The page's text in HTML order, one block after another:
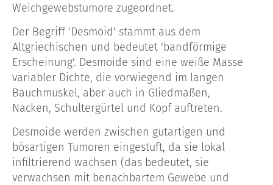
Weichgewebstumore zugeordnet.
Der Begriff 'Desmoid' stammt aus dem
Altgriechischen und bedeutet 'bandförmige
Erscheinung'. Desmoide sind eine weiße Masse
variabler Dichte, die vorwiegend im langen
Bauchmuskel, aber auch in Gliedmaßen,
Nacken, Schultergürtel und Kopf auftreten.
Desmoide werden zwischen gutartigen und
bösartigen Tumoren eingestuft, da sie lokal
infiltrierend wachsen (das bedeutet, sie
verwachsen mit benachbartem Gewebe und